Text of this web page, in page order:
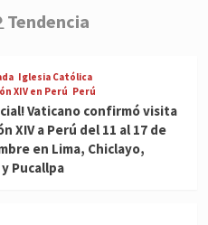
Tendencia
Iglesia Católica
XIV en Perú Perú
Vaticano confirmó visita
XIV a Perú del 11 al 17 de
en Lima, Chiclayo,
y Pucallpa